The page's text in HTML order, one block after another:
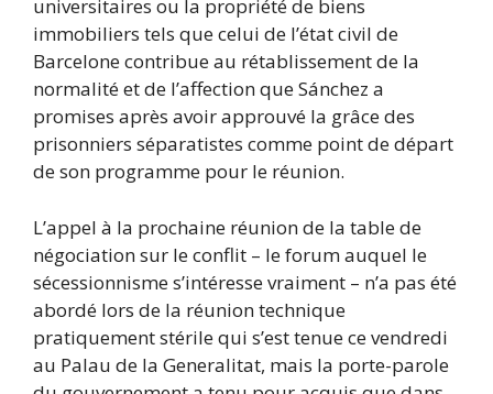
universitaires ou la propriété de biens
immobiliers tels que celui de l’état civil de
Barcelone contribue au rétablissement de la
normalité et de l’affection que Sánchez a
promises après avoir approuvé la grâce des
prisonniers séparatistes comme point de départ
de son programme pour le réunion.
L’appel à la prochaine réunion de la table de
négociation sur le conflit – le forum auquel le
sécessionnisme s’intéresse vraiment – n’a pas été
abordé lors de la réunion technique
pratiquement stérile qui s’est tenue ce vendredi
au Palau de la Generalitat, mais la porte-parole